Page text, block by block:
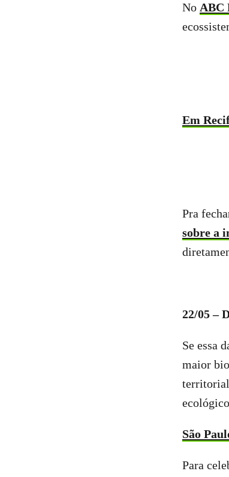
No ABC
Em
Pra
sobre a
22/05 –
Se essa
maior
São
Para